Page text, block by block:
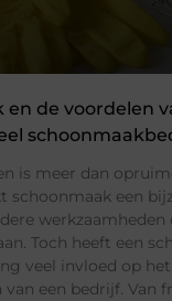
en de voordelen
is meer dan
schoonmaak een
Toch heeft een
veel invloed op
een bedrijf. Van